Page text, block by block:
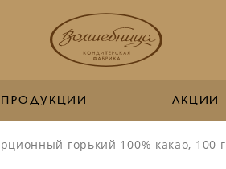
ПРОДУКЦИИ АКЦИИ
горький 100% какао, 100 г